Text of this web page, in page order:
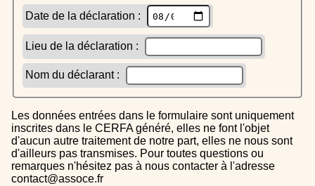
Date de la déclaration :
Lieu de la déclaration :
Nom du déclarant :
Les données entrées dans le formulaire sont uniquement
inscrites dans le CERFA généré, elles ne font l'objet
d'aucun autre traitement de notre part, elles ne nous sont
d'ailleurs pas transmises. Pour toutes questions ou
remarques n'hésitez pas à nous contacter à l'adresse
contact@assoce.fr